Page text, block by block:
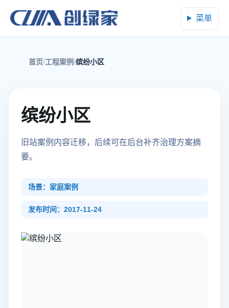
菜单
首页 工程案例 缤纷小区
缤纷小区
旧站案例内容迁移，后续可在后台补齐治理方案摘
要。
场景：家庭案例
发布时间：2017-11-24